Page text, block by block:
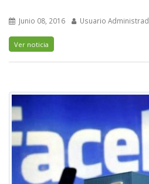
Junio 08, 2016 Usuario
Ver noticia